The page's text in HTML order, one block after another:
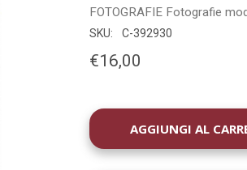
FOTOGRAFIE Fotografie
SKU: C-392930
€16,00
DISPONIBILITÀ
ATTUALE: